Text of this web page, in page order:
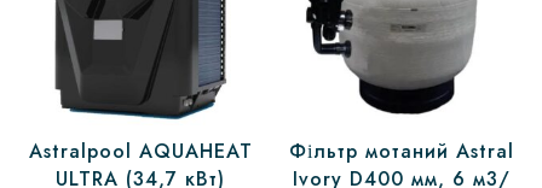
Astralpool AQUAHEAT
ULTRA (34,7 кВт)
Фільтр мотаний Astral
Ivory D400 мм, 6 м3/